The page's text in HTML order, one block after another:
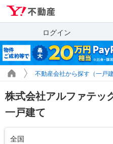
ログイン
不動産会社から探す（一戸
株式会社アルファテッ
一戸建て
全国